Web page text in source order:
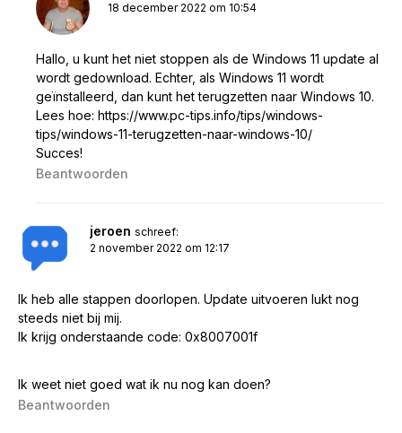
18 december 2022 om 10:54
Hallo, u kunt het niet stoppen als de Windows 11 update al
wordt gedownload. Echter, als Windows 11 wordt
geïnstalleerd, dan kunt het terugzetten naar Windows 10.
Lees hoe: https://www.pc-tips.info/tips/windows-
tips/windows-11-terugzetten-naar-windows-10/
Succes!
Beantwoorden
jeroen schreef:
2 november 2022 om 12:17
Ik heb alle stappen doorlopen. Update uitvoeren lukt nog
steeds niet bij mij.
Ik krijg onderstaande code: 0x8007001f
Ik weet niet goed wat ik nu nog kan doen?
Beantwoorden